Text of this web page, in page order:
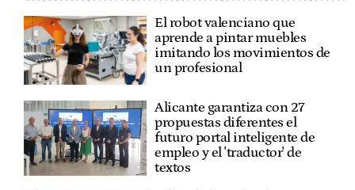
El robot valenciano que
aprende a pintar muebles
imitando los movimientos de
un profesional
Alicante garantiza con 27
propuestas diferentes el
futuro portal inteligente de
empleo y el 'traductor' de
textos